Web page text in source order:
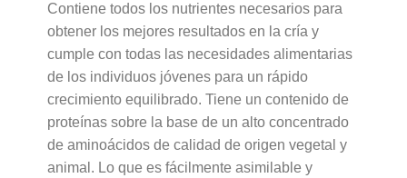
Contiene todos los nutrientes necesarios para
obtener los mejores resultados en la cría y
cumple con todas las necesidades alimentarias
de los individuos jóvenes para un rápido
crecimiento equilibrado. Tiene un contenido de
proteínas sobre la base de un alto concentrado
de aminoácidos de calidad de origen vegetal y
animal. Lo que es fácilmente asimilable y